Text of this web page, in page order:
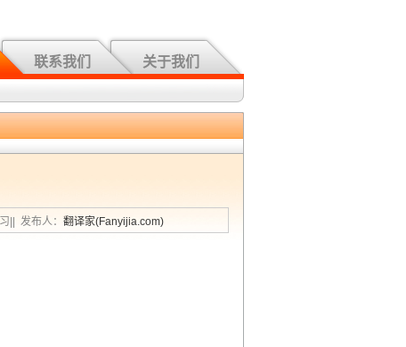
联系我们 关于我们
|| 发布人： 翻译家(Fanyijia.com)